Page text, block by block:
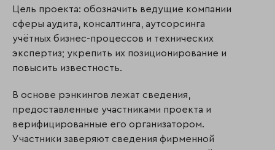
Цель проекта: обозначить ведущие компании
сферы аудита, консалтинга, аутсорсинга
учётных бизнес-процессов и технических
экспертиз; укрепить их позиционирование и
повысить известность.
В основе рэнкингов лежат сведения,
предоставленные участниками проекта и
верифицированные его организатором.
Участники заверяют сведения фирменной